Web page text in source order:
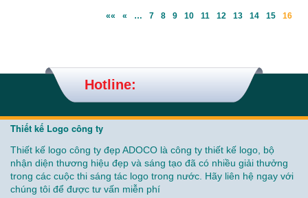
«« « … 7 8 9 10 11 12 13 14 15 16
Hotline:
Thiết kế Logo công ty
Thiết kế logo công ty đẹp ADOCO là công ty thiết kế logo, bộ
nhận diện thương hiệu đẹp và sáng tạo đã có nhiều giải thưởng
trong các cuộc thi sáng tác logo trong nước. Hãy liên hệ ngay với
chúng tôi để được tư vấn miễn phí